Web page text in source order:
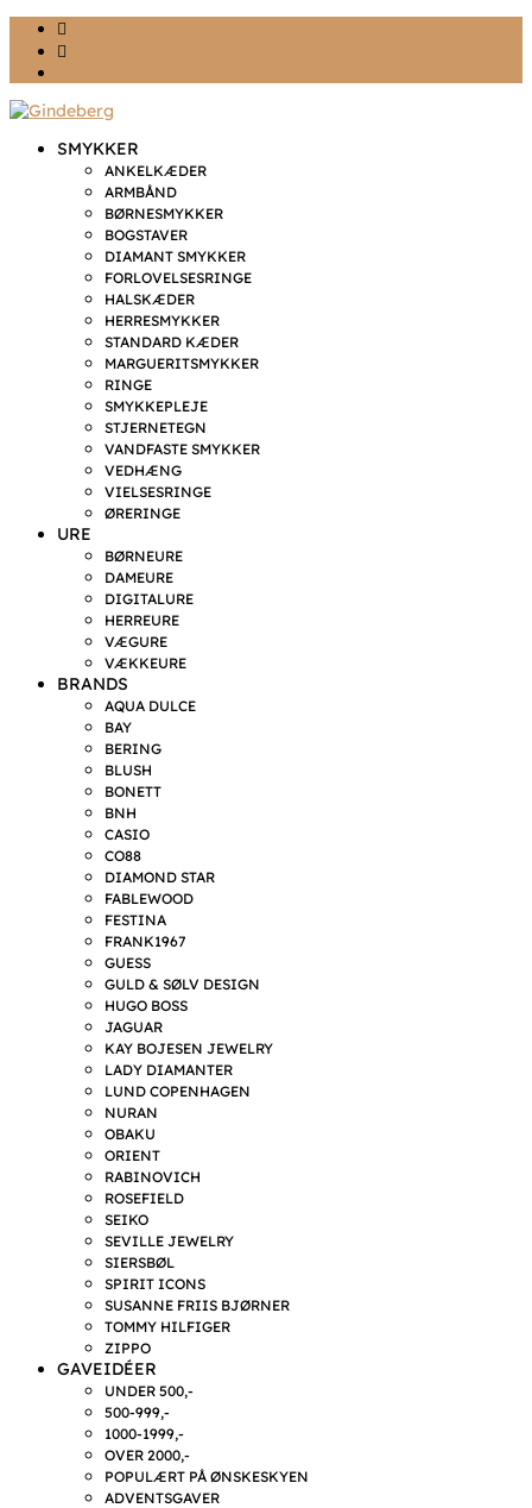
SMYKKER
ANKELKÆDER
ARMBÅND
BØRNESMYKKER
BOGSTAVER
DIAMANT SMYKKER
FORLOVELSESRINGE
HALSKÆDER
HERRESMYKKER
STANDARD KÆDER
MARGUERITSMYKKER
RINGE
SMYKKEPLEJE
STJERNETEGN
VANDFASTE SMYKKER
VEDHÆNG
VIELSESRINGE
ØRERINGE
URE
BØRNEURE
DAMEURE
DIGITALURE
HERREURE
VÆGURE
VÆKKEURE
BRANDS
AQUA DULCE
BAY
BERING
BLUSH
BONETT
BNH
CASIO
CO88
DIAMOND STAR
FABLEWOOD
FESTINA
FRANK1967
GUESS
GULD & SØLV DESIGN
HUGO BOSS
JAGUAR
KAY BOJESEN JEWELRY
LADY DIAMANTER
LUND COPENHAGEN
NURAN
OBAKU
ORIENT
RABINOVICH
ROSEFIELD
SEIKO
SEVILLE JEWELRY
SIERSBØL
SPIRIT ICONS
SUSANNE FRIIS BJØRNER
TOMMY HILFIGER
ZIPPO
GAVEIDÉER
UNDER 500,-
500-999,-
1000-1999,-
OVER 2000,-
POPULÆRT PÅ ØNSKESKYEN
ADVENTSGAVER